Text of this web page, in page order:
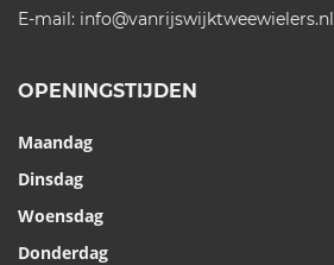
E-mail: info@vanrijswijktweewielers.nl
OPENINGSTIJDEN
Maandag
Dinsdag
Woensdag
Donderdag